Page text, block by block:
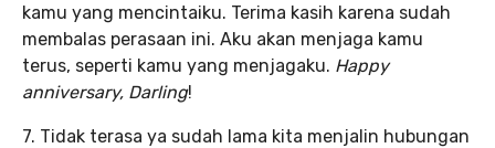
kamu yang mencintaiku. Terima kasih karena sudah
membalas perasaan ini. Aku akan menjaga kamu
terus, seperti kamu yang menjagaku. Happy
anniversary, Darling!
7. Tidak terasa ya sudah lama kita menjalin hubungan